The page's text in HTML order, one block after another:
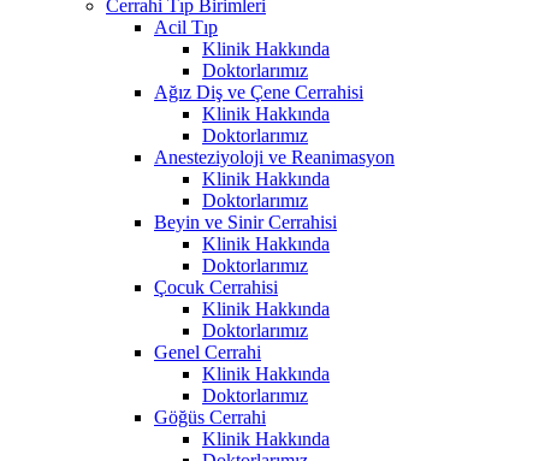
Cerrahi Tıp Birimleri
Acil Tıp
Klinik Hakkında
Doktorlarımız
Ağız Diş ve Çene Cerrahisi
Klinik Hakkında
Doktorlarımız
Anesteziyoloji ve Reanimasyon
Klinik Hakkında
Doktorlarımız
Beyin ve Sinir Cerrahisi
Klinik Hakkında
Doktorlarımız
Çocuk Cerrahisi
Klinik Hakkında
Doktorlarımız
Genel Cerrahi
Klinik Hakkında
Doktorlarımız
Göğüs Cerrahi
Klinik Hakkında